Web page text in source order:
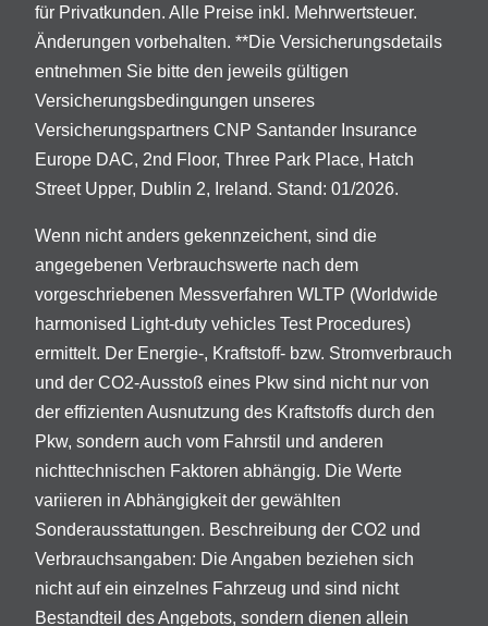
für Privatkunden. Alle Preise inkl. Mehrwertsteuer.
Änderungen vorbehalten. **Die Versicherungsdetails
entnehmen Sie bitte den jeweils gültigen
Versicherungsbedingungen unseres
Versicherungspartners CNP Santander Insurance
Europe DAC, 2nd Floor, Three Park Place, Hatch
Street Upper, Dublin 2, Ireland. Stand: 01/2026.
Wenn nicht anders gekennzeichent, sind die
angegebenen Verbrauchswerte nach dem
vorgeschriebenen Messverfahren WLTP (Worldwide
harmonised Light-duty vehicles Test Procedures)
ermittelt. Der Energie-, Kraftstoff- bzw. Stromverbrauch
und der CO2-Ausstoß eines Pkw sind nicht nur von
der effizienten Ausnutzung des Kraftstoffs durch den
Pkw, sondern auch vom Fahrstil und anderen
nichttechnischen Faktoren abhängig. Die Werte
variieren in Abhängigkeit der gewählten
Sonderausstattungen. Beschreibung der CO2 und
Verbrauchsangaben: Die Angaben beziehen sich
nicht auf ein einzelnes Fahrzeug und sind nicht
Bestandteil des Angebots, sondern dienen allein